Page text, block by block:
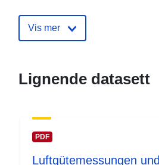
uriRef:
Vis mer
Lignende datasett
PDF
Luftgütemessungen und